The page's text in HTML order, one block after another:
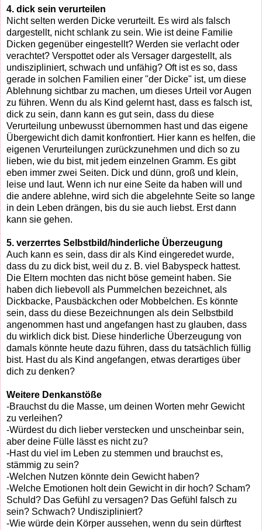
4. dick sein verurteilen
Nicht selten werden Dicke verurteilt. Es wird als falsch
dargestellt, nicht schlank zu sein. Wie ist deine Familie
Dicken gegenüber eingestellt? Werden sie verlacht oder
verachtet? Verspottet oder als Versager dargestellt, als
undiszipliniert, schwach und unfähig? Oft ist es so, dass
gerade in solchen Familien einer "der Dicke" ist, um diese
Ablehnung sichtbar zu machen, um dieses Urteil vor Augen
zu führen. Wenn du als Kind gelernt hast, dass es falsch ist,
dick zu sein, dann kann es gut sein, dass du diese
Verurteilung unbewusst übernommen hast und das eigene
Übergewicht dich damit konfrontiert. Hier kann es helfen, die
eigenen Verurteilungen zurückzunehmen und dich so zu
lieben, wie du bist, mit jedem einzelnen Gramm. Es gibt
eben immer zwei Seiten. Dick und dünn, groß und klein,
leise und laut. Wenn ich nur eine Seite da haben will und
die andere ablehne, wird sich die abgelehnte Seite so lange
in dein Leben drängen, bis du sie auch liebst. Erst dann
kann sie gehen.
5. verzerrtes Selbstbild/hinderliche Überzeugung
Auch kann es sein, dass dir als Kind eingeredet wurde,
dass du zu dick bist, weil du z. B. viel Babyspeck hattest.
Die Eltern mochten das nicht böse gemeint haben. Sie
haben dich liebevoll als Pummelchen bezeichnet, als
Dickbacke, Pausbäckchen oder Mobbelchen. Es könnte
sein, dass du diese Bezeichnungen als dein Selbstbild
angenommen hast und angefangen hast zu glauben, dass
du wirklich dick bist. Diese hinderliche Überzeugung von
damals könnte heute dazu führen, dass du tatsächlich füllig
bist. Hast du als Kind angefangen, etwas derartiges über
dich zu denken?
Weitere Denkanstöße
-Brauchst du die Masse, um deinen Worten mehr Gewicht
zu verleihen?
-Würdest du dich lieber verstecken und unscheinbar sein,
aber deine Fülle lässt es nicht zu?
-Hast du viel im Leben zu stemmen und brauchst es,
stämmig zu sein?
-Welchen Nutzen könnte dein Gewicht haben?
-Welche Emotionen holt dein Gewicht in dir hoch? Scham?
Schuld? Das Gefühl zu versagen? Das Gefühl falsch zu
sein? Schwach? Undiszipliniert?
-Wie würde dein Körper aussehen, wenn du sein dürftest